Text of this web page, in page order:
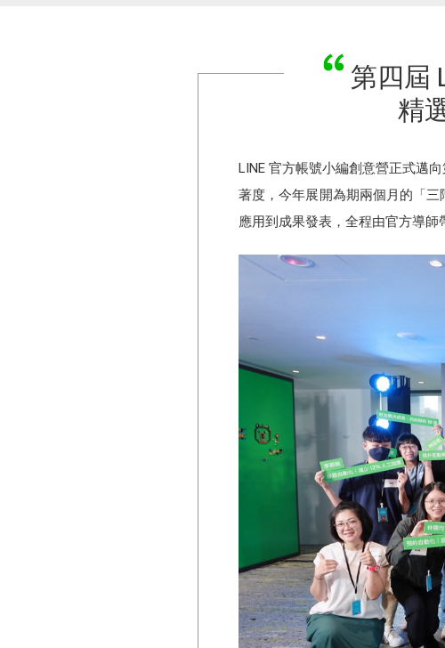
第四屆
精
LINE 官方帳號小編創意營正式邁
著度，今年展開為期兩個月的「
應用到成果發表，全程由官方導師